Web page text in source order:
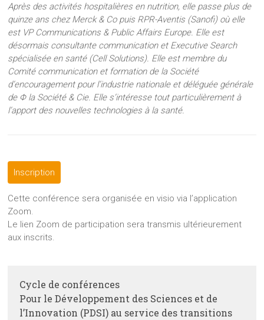
Après des activités hospitalières en nutrition, elle passe plus de
quinze ans chez Merck & Co puis RPR-Aventis (Sanofi) où elle
est VP Communications & Public Affairs Europe. Elle est
désormais consultante communication et Executive Search
spécialisée en santé (Cell Solutions). Elle est membre du
Comité communication et formation de la Société
d’encouragement pour l’industrie nationale et déléguée générale
de Φ la Société & Cie. Elle s’intéresse tout particulièrement à
l’apport des nouvelles technologies à la santé.
Inscription
Cette conférence sera organisée en visio via l’application
Zoom.
Le lien Zoom de participation sera transmis ultérieurement
aux inscrits.
Cycle de conférences
Pour le Développement des Sciences et de
l’Innovation (PDSI) au service des transitions